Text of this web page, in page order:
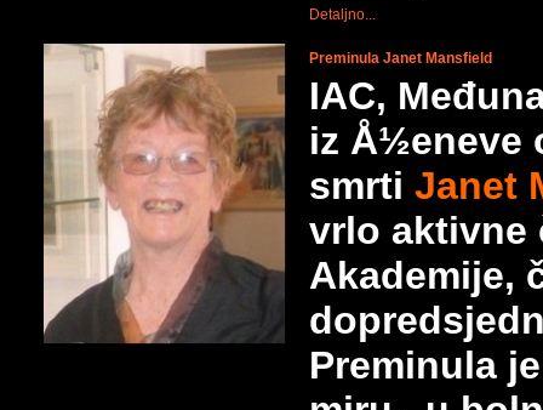
Detaljno...
Preminula Janet Mansfield
IAC,
iz Å½eneve
smrti Janet
vrlo aktivne
Akademije,
Preminula